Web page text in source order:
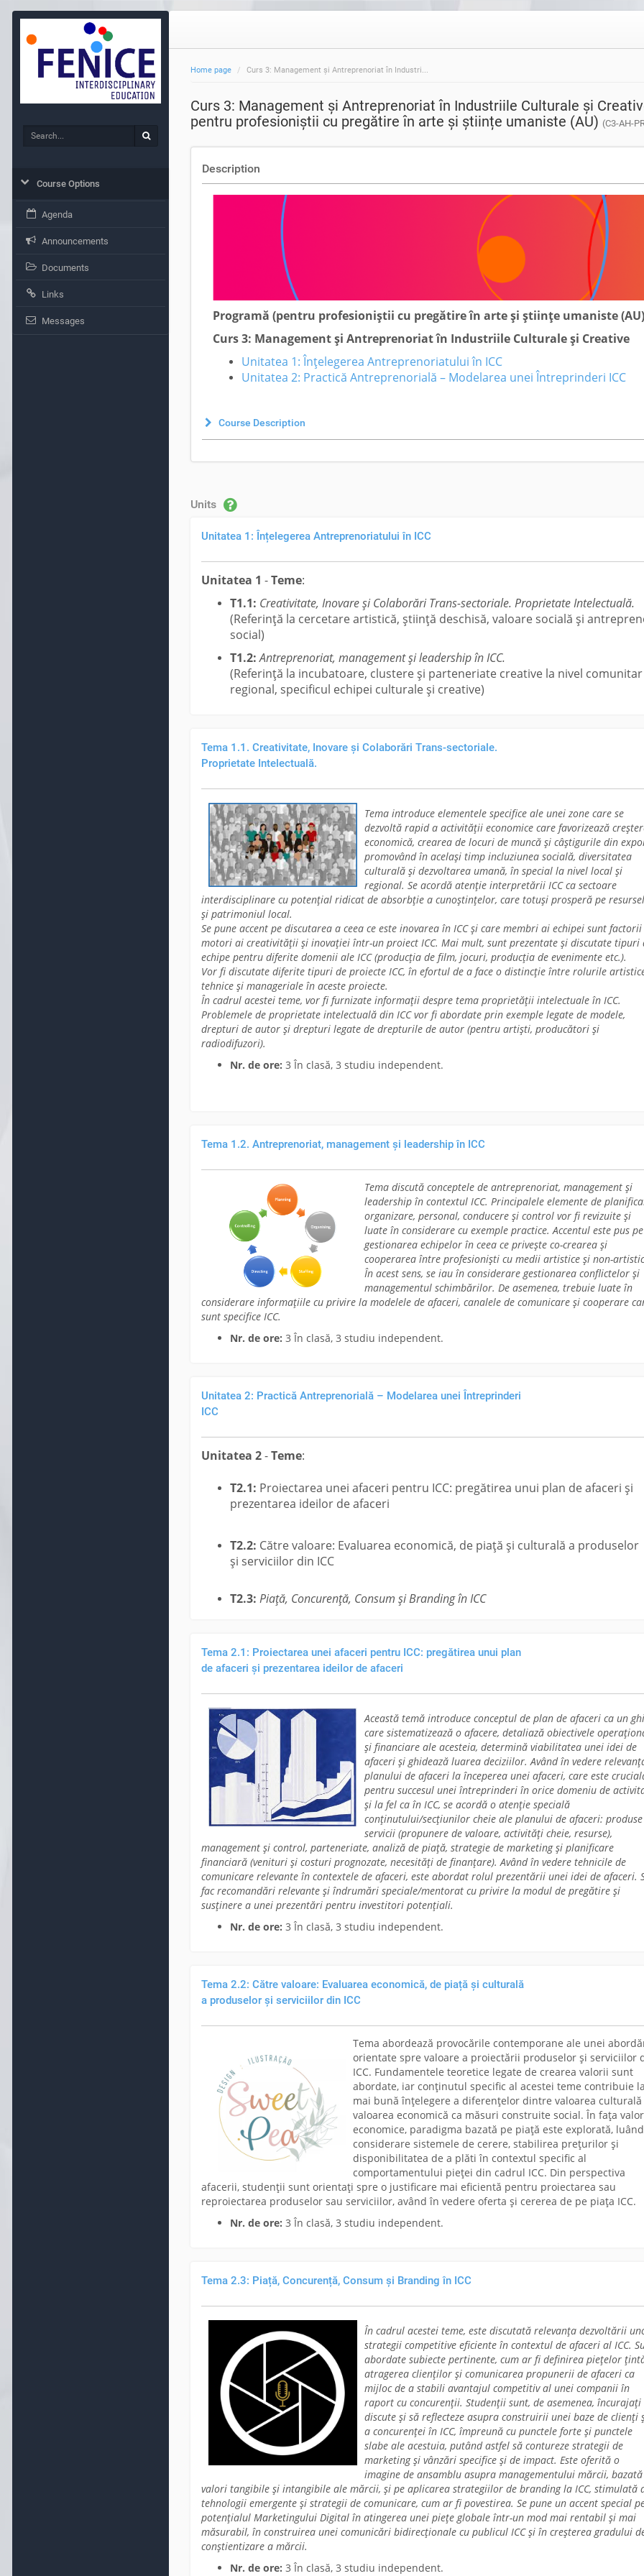
Home page Curs 3: Management și Antreprenoriat în Industri...
Curs 3: Management și Antreprenoriat în Industriile Culturale și
pentru profesioniștii cu pregătire în arte și științe umaniste (AU) (C3-AH-
Description
Programă (pentru profesioniștii cu pregătire în arte și științe umaniste
Curs 3: Management și Antreprenoriat în Industriile Culturale și Creative
Unitatea 1: Înțelegerea Antreprenoriatului în ICC
Unitatea 2: Practică Antreprenorială – Modelarea unei Întreprinderi ICC
Course Description
Units
Unitatea 1: Înțelegerea Antreprenoriatului în ICC
Unitatea 1 -Teme:
T1.1: Creativitate, Inovare și Colaborări Trans-sectoriale. Proprietate Intelectuală.
(Referință la cercetare artistică, știință deschisă, valoare socială și
social)
T1.2: Antreprenoriat, management și leadership în ICC.
(Referință la incubatoare, clustere și parteneriate creative la nivel
regional, specificul echipei culturale și creative)
Tema 1.1. Creativitate, Inovare și Colaborări Trans-sectoriale.
Proprietate Intelectuală.
Tema introduce elementele specifice ale unei zone care se
dezvoltă rapid a activității economice care favorizează
economică, crearea de locuri de muncă și câștigurile din
promovând în același timp incluziunea socială, diversitatea
culturală și dezvoltarea umană, în special la nivel local și
regional. Se acordă atenție interpretării ICC ca sectoare
interdisciplinare cu potențial ridicat de absorbție a cunoștințelor, care totuși prosperă pe
și patrimoniul local.
Se pune accent pe discutarea a ceea ce este inovarea în ICC și care membri ai echipei sunt factorii
motori ai creativității și inovației într-un proiect ICC. Mai mult, sunt prezentate și discutate tipuri
echipe pentru diferite domenii ale ICC (producția de film, jocuri, producția de evenimente etc.).
Vor fi discutate diferite tipuri de proiecte ICC, în efortul de a face o distincție între rolurile
tehnice și manageriale în aceste proiecte.
În cadrul acestei teme, vor fi furnizate informații despre tema proprietății intelectuale în ICC.
Problemele de proprietate intelectuală din ICC vor fi abordate prin exemple legate de modele,
drepturi de autor și drepturi legate de drepturile de autor (pentru artiști, producători și
radiodifuzori).
Nr. de ore: 3 În clasă, 3 studiu independent.
Tema 1.2. Antreprenoriat, management și leadership în ICC
Tema discută conceptele de antreprenoriat, management și
leadership în contextul ICC. Principalele elemente de
organizare, personal, conducere și control vor fi revizuite și
luate în considerare cu exemple practice. Accentul este pus pe
gestionarea echipelor în ceea ce privește co-crearea și
cooperarea între profesioniști cu medii artistice și non-
În acest sens, se iau în considerare gestionarea conflictelor și
managementul schimbărilor. De asemenea, trebuie luate în
considerare informațiile cu privire la modelele de afaceri, canalele de comunicare și cooperare
sunt specifice ICC.
Nr. de ore: 3 În clasă, 3 studiu independent.
Unitatea 2: Practică Antreprenorială – Modelarea unei Întreprinderi
ICC
Unitatea 2-Teme:
T2.1: Proiectarea unei afaceri pentru ICC: pregătirea unui plan de afaceri și
prezentarea ideilor de afaceri
T2.2: Către valoare: Evaluarea economică, de piață și culturală a produselor
și serviciilor din ICC
T2.3: Piață, Concurență, Consum și Branding în ICC
Tema 2.1: Proiectarea unei afaceri pentru ICC: pregătirea unui plan
de afaceri și prezentarea ideilor de afaceri
Această temă introduce conceptul de plan de afaceri ca un
care sistematizează o afacere, detaliază obiectivele
și financiare ale acesteia, determină viabilitatea unei idei de
afaceri și ghidează luarea deciziilor. Având în vedere
planului de afaceri la începerea unei afaceri, care este
pentru succesul unei întreprinderi în orice domeniu de
și la fel ca în ICC, se acordă o atenție specială
conținutului/secțiunilor cheie ale planului de afaceri:
servicii (propunere de valoare, activități cheie, resurse),
management și control, parteneriate, analiză de piață, strategie de marketing și planificare
financiară (venituri și costuri prognozate, necesități de finanțare). Având în vedere tehnicile de
comunicare relevante în contextele de afaceri, este abordat rolul prezentării unei idei de afaceri.
fac recomandări relevante și îndrumări speciale/mentorat cu privire la modul de pregătire și
susținere a unei prezentări pentru investitori potențiali.
Nr. de ore: 3 În clasă, 3 studiu independent.
Tema 2.2: Către valoare: Evaluarea economică, de piață și culturală
a produselor și serviciilor din ICC
Tema abordează provocările contemporane ale unei
orientate spre valoare a proiectării produselor și serviciilor
ICC. Fundamentele teoretice legate de crearea valorii sunt
abordate, iar conținutul specific al acestei teme contribuie
mai bună înțelegere a diferențelor dintre valoarea
valoarea economică ca măsuri construite social. În fața
economice, paradigma bazată pe piață este explorată,
considerare sistemele de cerere, stabilirea prețurilor și
disponibilitatea de a plăti în contextul specific al
comportamentului pieței din cadrul ICC. Din perspectiva
afacerii, studenții sunt orientați spre o justificare mai eficientă pentru proiectarea sau
reproiectarea produselor sau serviciilor, având în vedere oferta și cererea de pe piața ICC.
Nr. de ore: 3 În clasă, 3 studiu independent.
Tema 2.3: Piață, Concurență, Consum și Branding în ICC
În cadrul acestei teme, este discutată relevanța dezvoltării
strategii competitive eficiente în contextul de afaceri al ICC.
abordate subiecte pertinente, cum ar fi definirea piețelor
atragerea clienților și comunicarea propunerii de afaceri ca
mijloc de a stabili avantajul competitiv al unei companii în
raport cu concurenții. Studenții sunt, de asemenea, încurajați
discute și să reflecteze asupra construirii unei baze de clienți
a concurenței în ICC, împreună cu punctele forte și punctele
slabe ale acestuia, putând astfel să contureze strategii de
marketing și vânzări specifice și de impact. Este oferită o
imagine de ansamblu asupra managementului mărcii,
valori tangibile și intangibile ale mărcii, și pe aplicarea strategiilor de branding la ICC, stimulată
tehnologii emergente și strategii de comunicare, cum ar fi povestirea. Se pune un accent special
potențialul Marketingului Digital în atingerea unei piețe globale într-un mod mai rentabil și mai
măsurabil, în construirea unei comunicări bidirecționale cu publicul ICC și în creșterea gradului
conștientizare a mărcii.
Nr. de ore: 3 În clasă, 3 studiu independent.
Search
Course Options
Agenda
Announcements
Documents
Links
Messages